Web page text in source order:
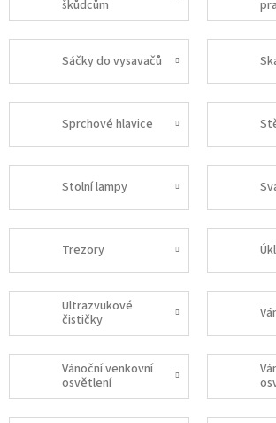
škůdcům
Sáčky do vysavačů
Sprchové hlavice
Stolní lampy
Trezory
Ultrazvukové
čističky
Vánoční venkovní
osvětlení